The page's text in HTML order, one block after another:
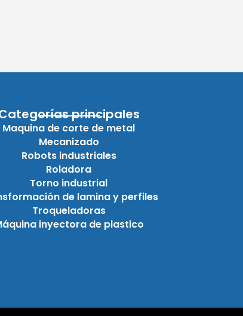
principales
Maquina de corte de metal
Mecanizado
Robots industriales
Roladora
Torno industrial
de lamina y perfiles
Troqueladoras
inyectora de plastico